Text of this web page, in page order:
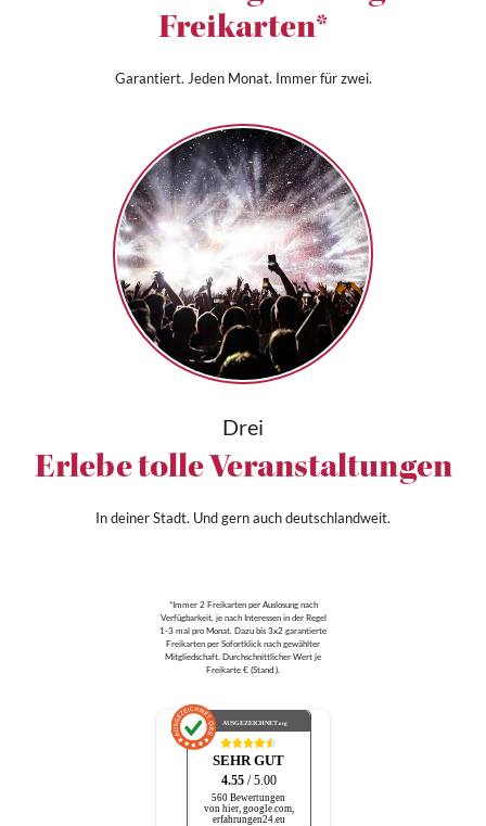
Freikarten*
Garantiert. Jeden Monat. Immer für zwei.
Drei
Erlebe tolle Veranstaltungen
In deiner Stadt. Und gern auch deutschlandweit.
*Immer 2 Freikarten per Auslosung nach
Verfügbarkeit, je nach Interessen in der Regel
1-3 mal pro Monat. Dazu bis 3x2 garantierte
Freikarten per Sofortklick nach gewählter
Mitgliedschaft. Durchschnittlicher Wert je
Freikarte € (Stand ).
AUSGEZEICHNET.org
SEHR GUT
4.55 / 5.00
560 Bewertungen
von hier, google.com,
erfahrungen24.eu